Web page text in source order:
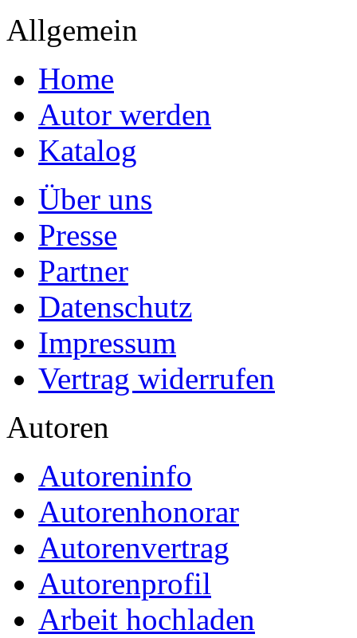
Allgemein
Home
Autor werden
Katalog
Über uns
Presse
Partner
Datenschutz
Impressum
Vertrag widerrufen
Autoren
Autoreninfo
Autorenhonorar
Autorenvertrag
Autorenprofil
Arbeit hochladen